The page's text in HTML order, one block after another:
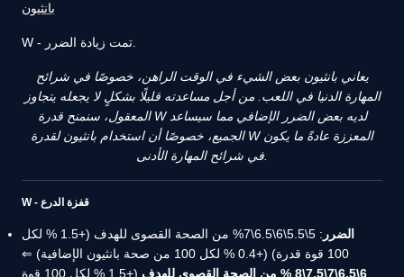
بانثيون
يعاني بانثيون بعض الشيء في الوقت الراهن، خصوصًا في شرائح
المهارة الدنيا في اللعب. من أجل مساعدته قليلًا بشكلٍ لا يجعله يتجاوز
المعقول، سنمنح قدرة W لديه بعض الضرر الإضافي مما سيساعد
الجميع، خصوصًا أن استخدام بانثيون لقدرة W المعززة عادةً ما يكون
W - قفزة الدرع
الضرر
: 5\5.5\6\6.5\7% من الصحة القصوى للهدف (+1.5 % لكل
100 قوة قدرة) (+0.4 % لكل 100 من صحة بانثيون الإضافية) ⇐
6\6.5\7\7.5\8 % من الصحة القصوى للهدف
(+1.5 % لكل 100 قوة